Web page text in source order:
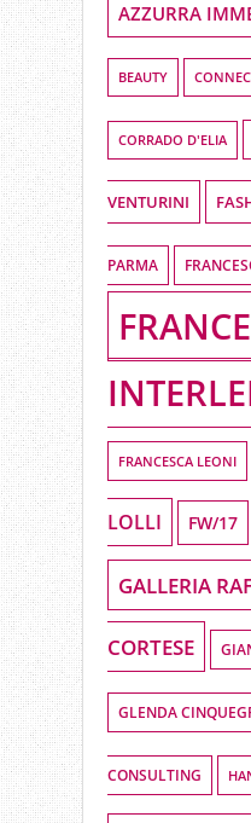
AZZURRA
BEAUTY
CORRADO D'ELIA
VENTURINI
PARMA
FRANCESCA LEONI
LOLLI FW/17
GALLERIA
CORTESE
GLENDA
CONSULTING